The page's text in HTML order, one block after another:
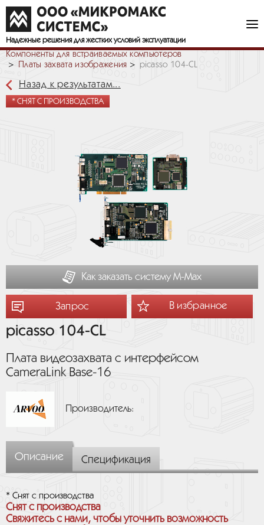
Надежные решения для жестких условий эксплуатации
Компоненты для встраиваемых компьютеров
Платы захвата изображения
picasso 104-CL
Назад к результатам...
* СНЯТ С ПРОИЗВОДСТВА
Как заказать систему М-Мах
Запрос В избранное
picasso 104-CL
Плата видеозахвата с интерфейсом
CameraLink Base-16
Производитель:
Описание Спецификация
* Снят с производства
Снят с производства
Свяжитесь с нами, чтобы уточнить возможность